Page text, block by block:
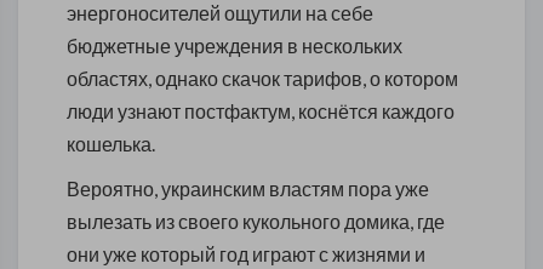
энергоносителей ощутили на себе
бюджетные учреждения в нескольких
областях, однако скачок тарифов, о котором
люди узнают постфактум, коснётся каждого
кошелька.
Вероятно, украинским властям пора уже
вылезать из своего кукольного домика, где
они уже который год играют с жизнями и